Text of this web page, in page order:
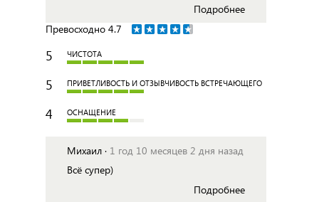
Подробнее
Превосходно 4.7
5 ЧИСТОТА
5 ПРИВЕТЛИВОСТЬ И ОТЗЫВЧИВОСТЬ ВСТРЕЧАЮЩЕГО
4 ОСНАЩЕНИЕ
Михаил · 1 год 10 месяцев 2 дня назад
Всё супер)
Подробнее